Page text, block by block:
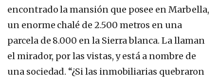
encontrado la mansión que posee en Marbella,
un enorme chalé de 2.500 metros en una
parcela de 8.000 en la Sierra blanca. La llaman
el mirador, por las vistas, y está a nombre de
una sociedad. “¿Si las inmobiliarias quebraron